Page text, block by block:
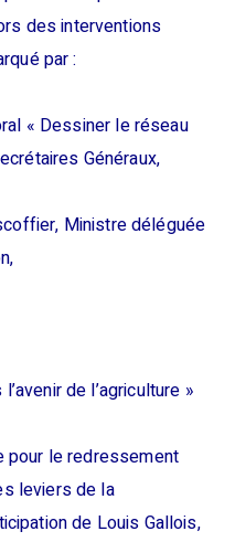
des interventions
par :
« Dessiner le réseau
Généraux,
Ministre déléguée
de l’agriculture »
pour le redressement
leviers de la
de Louis Gallois,